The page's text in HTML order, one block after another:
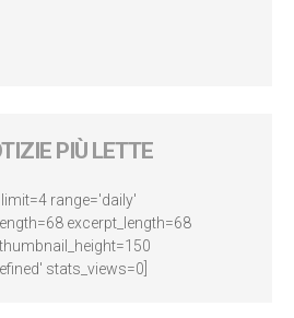
PIÙ LETTE
range='daily'
excerpt_length=68
stats_views=0]